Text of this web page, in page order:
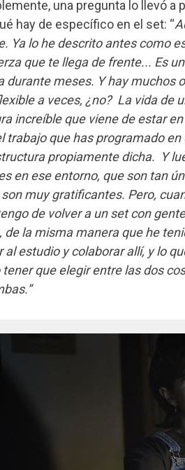
una pregunta lo llevó
hay de específico en el set: “
Ya lo he descrito antes como
que te llega de frente... Es
durante meses. Y hay
a veces, ¿no? La vida de
increíble que viene de estar
trabajo que has programado
propiamente dicha. Y
en ese entorno, que son tan
muy gratificantes. Pero,
de volver a un set con
de la misma manera que he
al estudio y colaborar allí, y lo
tener que elegir entre las dos